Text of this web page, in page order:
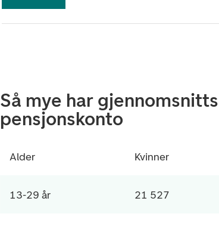
Så mye har
pensjonskonto
Alder Kvinner
13-29 år 21 527